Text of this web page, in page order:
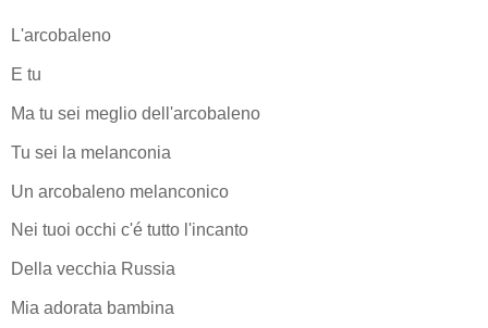
L'arcobaleno
E tu
Ma tu sei meglio dell'arcobaleno
Tu sei la melanconia
Un arcobaleno melanconico
Nei tuoi occhi c'é tutto l'incanto
Della vecchia Russia
Mia adorata bambina